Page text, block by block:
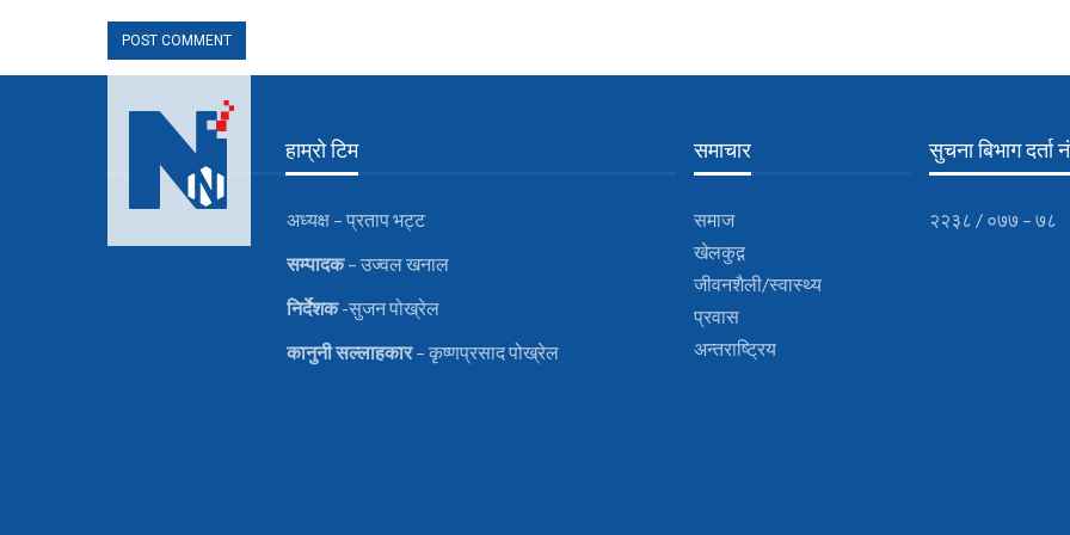
हाम्रो टिम
अध्यक्ष – प्रताप भट्ट
सम्पादक– उज्वल खनाल
निर्देशक-सुजन पोख्रेल
कानुनीसल्लाहकार– कृष्णप्रसाद पोख्रेल
समाचार
समाज
खेलकुद़़
जीवनशैली/स्वास्थ्य
प्रवास
अन्तराष्ट्रिय
सुचना बिभाग दर्ता
२२३८ / ०७७ – ७८